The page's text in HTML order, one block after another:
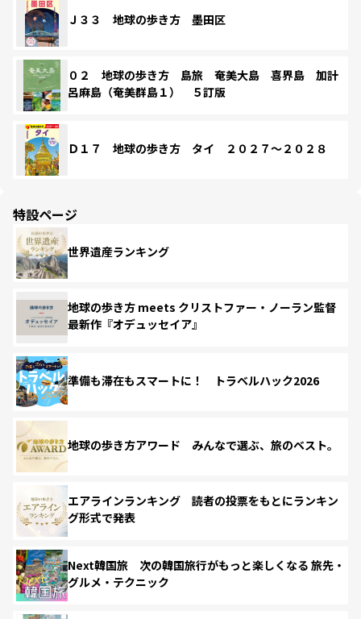
Ｊ３３ 地球の歩き方 墨田区
０２ 地球の歩き方 島旅 奄美大島 喜界島 加計
呂麻島（奄美群島１） ５訂版
Ｄ１７ 地球の歩き方 タイ ２０２７～２０２８
特設ページ
世界遺産ランキング
地球の歩き方 meets クリストファー・ノーラン監督
最新作『オデュッセイア』
準備も滞在もスマートに！ トラベルハック2026
地球の歩き方アワード みんなで選ぶ、旅のベスト。
エアラインランキング 読者の投票をもとにランキン
グ形式で発表
Next韓国旅 次の韓国旅行がもっと楽しくなる 旅先・
グルメ・テクニック